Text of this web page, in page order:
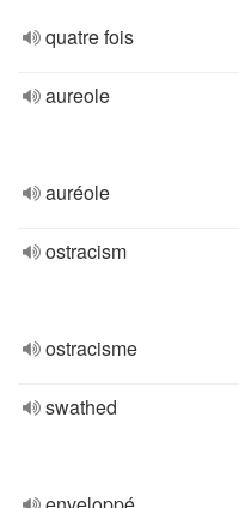
quatre fois
aureole
auréole
ostracism
ostracisme
swathed